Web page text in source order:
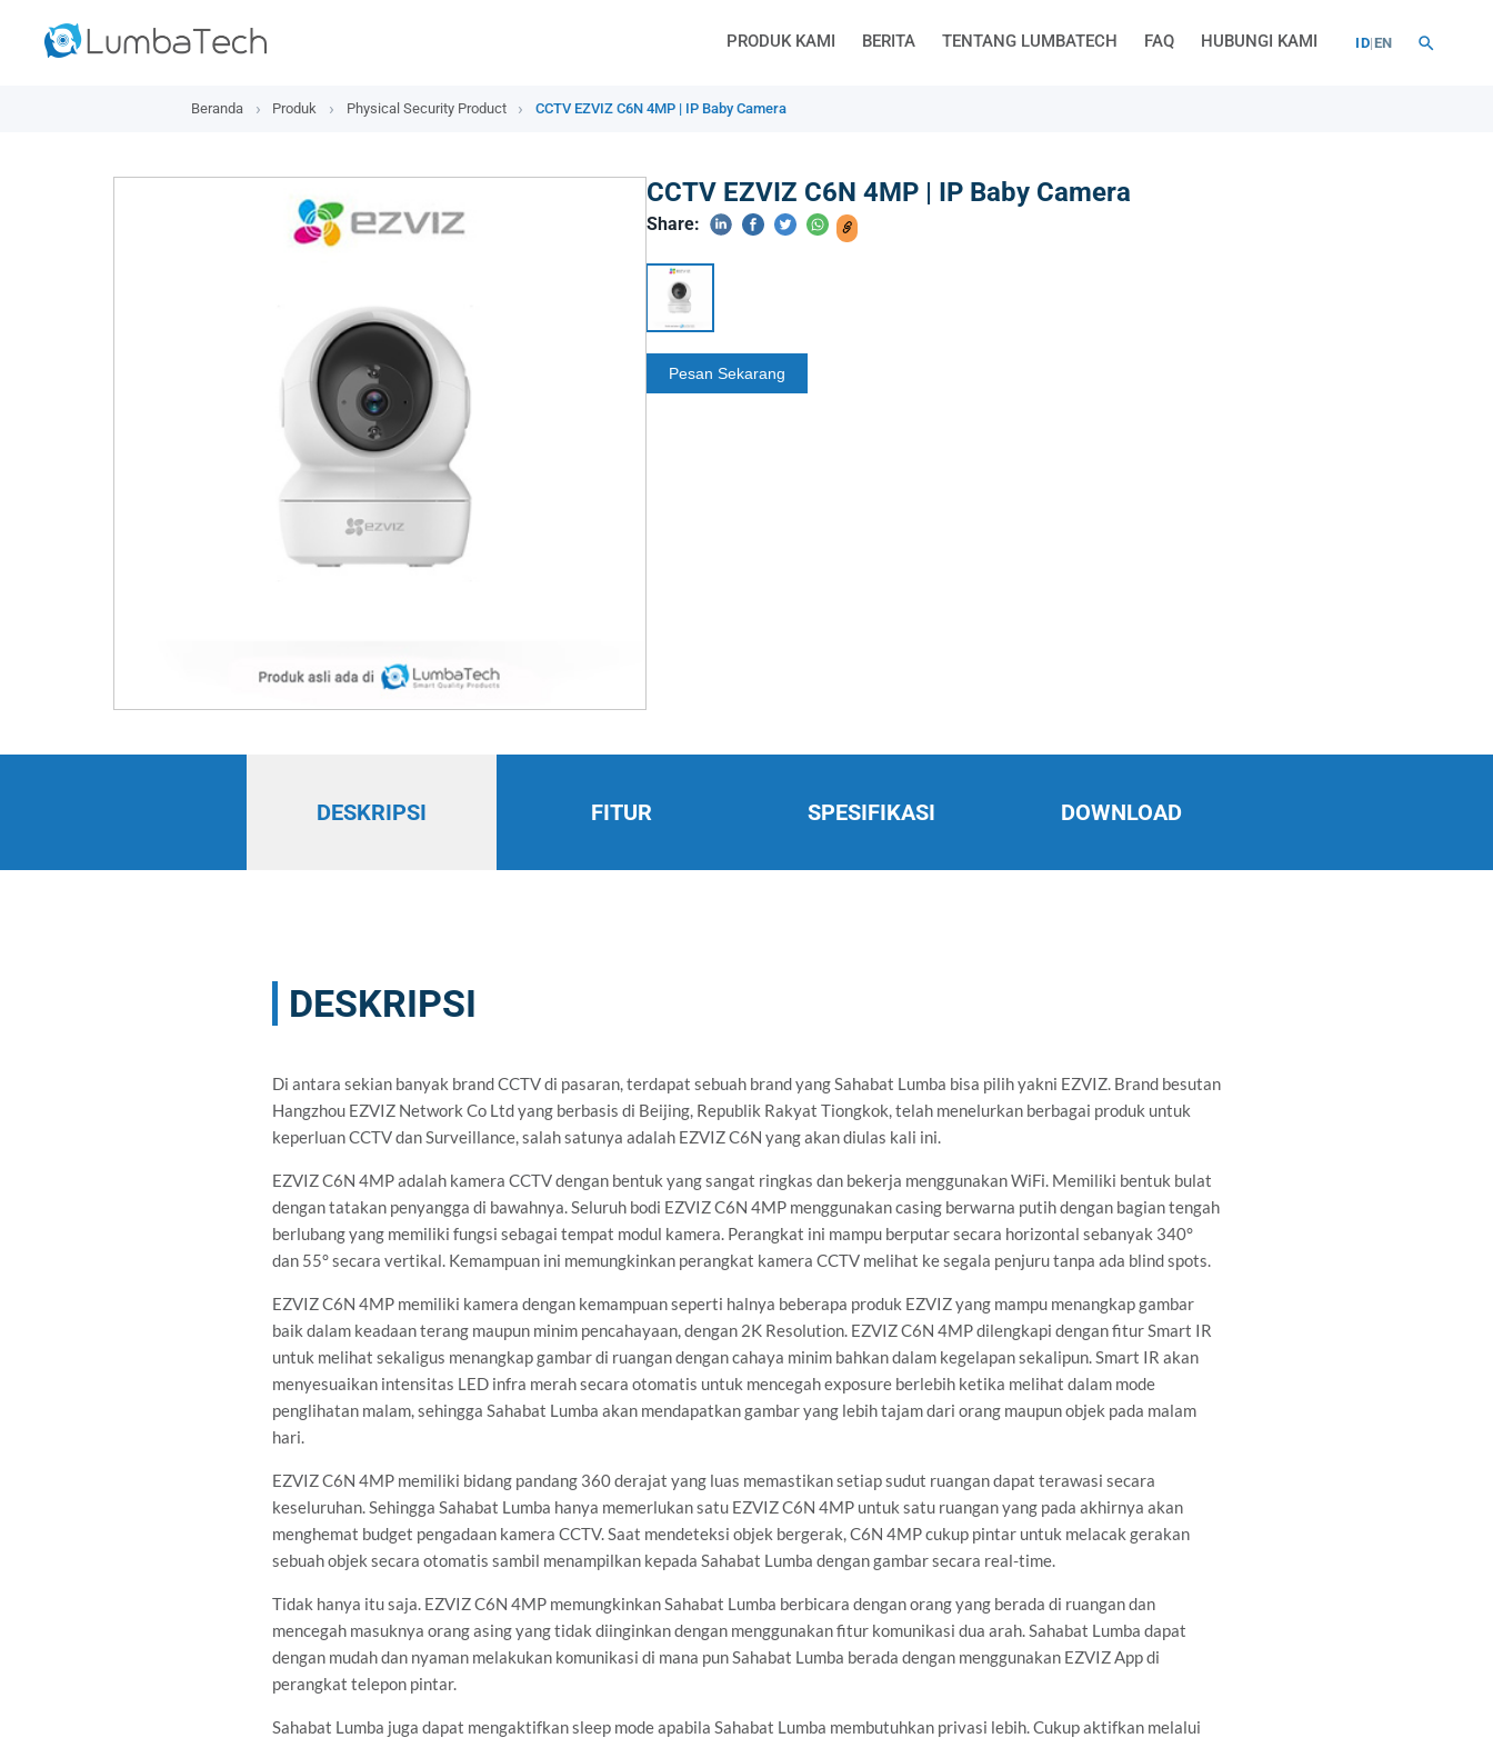
PRODUK KAMI BERITA TENTANG LUMBATECH FAQ HUBUNGI KAMI ID|EN
Beranda Produk Physical Security Product CCTV EZVIZ C6N 4MP | IP Baby Camera
CCTV EZVIZ C6N 4MP | IP Baby Camera
Share:
DESKRIPSI FITUR SPESIFIKASI DOWNLOAD
DESKRIPSI
Di antara sekian banyak brand CCTV di pasaran, terdapat sebuah brand yang Sahabat Lumba bisa pilih yakni EZVIZ. Brand besutan
Hangzhou EZVIZ Network Co Ltd yang berbasis di Beijing, Republik Rakyat Tiongkok, telah menelurkan berbagai produk untuk
keperluan CCTV dan Surveillance, salah satunya adalah EZVIZ C6N yang akan diulas kali ini.
EZVIZ C6N 4MP adalah kamera CCTV dengan bentuk yang sangat ringkas dan bekerja menggunakan WiFi. Memiliki bentuk bulat
dengan tatakan penyangga di bawahnya. Seluruh bodi EZVIZ C6N 4MP menggunakan casing berwarna putih dengan bagian tengah
berlubang yang memiliki fungsi sebagai tempat modul kamera. Perangkat ini mampu berputar secara horizontal sebanyak 340°
dan 55° secara vertikal. Kemampuan ini memungkinkan perangkat kamera CCTV melihat ke segala penjuru tanpa ada blind spots.
EZVIZ C6N 4MP memiliki kamera dengan kemampuan seperti halnya beberapa produk EZVIZ yang mampu menangkap gambar
baik dalam keadaan terang maupun minim pencahayaan, dengan 2K Resolution. EZVIZ C6N 4MP dilengkapi dengan fitur Smart IR
untuk melihat sekaligus menangkap gambar di ruangan dengan cahaya minim bahkan dalam kegelapan sekalipun. Smart IR akan
menyesuaikan intensitas LED infra merah secara otomatis untuk mencegah exposure berlebih ketika melihat dalam mode
penglihatan malam, sehingga Sahabat Lumba akan mendapatkan gambar yang lebih tajam dari orang maupun objek pada malam
hari.
EZVIZ C6N 4MP memiliki bidang pandang 360 derajat yang luas memastikan setiap sudut ruangan dapat terawasi secara
keseluruhan. Sehingga Sahabat Lumba hanya memerlukan satu EZVIZ C6N 4MP untuk satu ruangan yang pada akhirnya akan
menghemat budget pengadaan kamera CCTV. Saat mendeteksi objek bergerak, C6N 4MP cukup pintar untuk melacak gerakan
sebuah objek secara otomatis sambil menampilkan kepada Sahabat Lumba dengan gambar secara real-time.
Tidak hanya itu saja. EZVIZ C6N 4MP memungkinkan Sahabat Lumba berbicara dengan orang yang berada di ruangan dan
mencegah masuknya orang asing yang tidak diinginkan dengan menggunakan fitur komunikasi dua arah. Sahabat Lumba dapat
dengan mudah dan nyaman melakukan komunikasi di mana pun Sahabat Lumba berada dengan menggunakan EZVIZ App di
perangkat telepon pintar.
Sahabat Lumba juga dapat mengaktifkan sleep mode apabila Sahabat Lumba membutuhkan privasi lebih. Cukup aktifkan melalui